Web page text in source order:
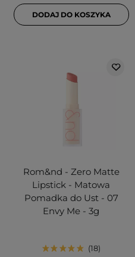
DODAJ DO KOSZYKA
Rom&nd - Zero Matte
Lipstick - Matowa
Pomadka do Ust - 07
Envy Me - 3g
18